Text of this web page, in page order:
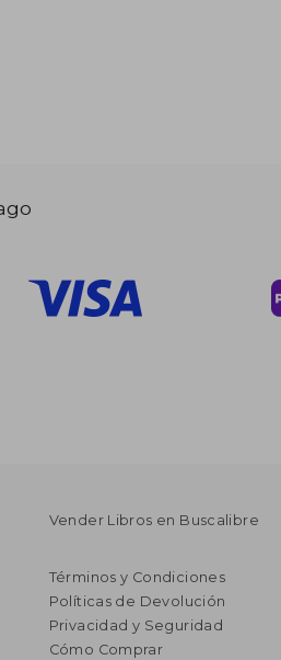
Vender Libros en Buscalibre
Términos y Condiciones
Políticas de Devolución
Privacidad y Seguridad
Cómo Comprar